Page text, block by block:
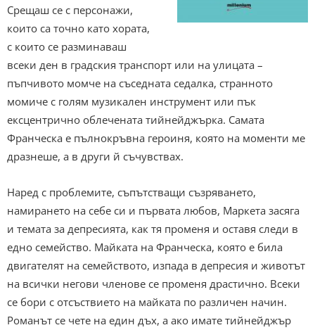
Срещаш се с персонажи,
които са точно като хората,
с които се разминаваш
всеки ден в градския транспорт или на улицата –
пъпчивото момче на съседната седалка, странното
момиче с голям музикален инструмент или пък
ексцентрично облечената тийнейджърка. Самата
Франческа е пълнокръвна героиня, която на моменти ме
дразнеше, а в други й съчувствах.
Наред с проблемите, съпътстващи съзряването,
намирането на себе си и първата любов, Маркета засяга
и темата за депресията, как тя променя и оставя следи в
едно семейство. Майката на Франческа, която е била
двигателят на семейството, изпада в депресия и животът
на всички негови членове се променя драстично. Всеки
се бори с отсъствието на майката по различен начин.
Романът се чете на един дъх, а ако имате тийнейджър